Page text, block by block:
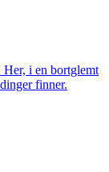
Her, i en bortglemt
finner.